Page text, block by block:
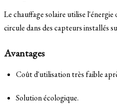
Le chauffage solaire utilise
circule dans des capteurs installés
Avantages
Coût d'utilisation très faible
Solution écologique.